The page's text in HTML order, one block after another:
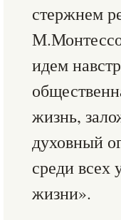
стержнем
идем
жизнь,
духовный
среди
жизни».